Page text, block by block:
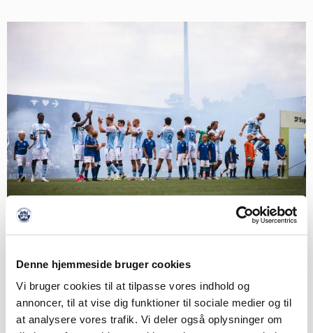
Denne hjemmeside bruger cookies
Vi bruger cookies til at tilpasse vores indhold og
annoncer, til at vise dig funktioner til sociale medier og til
at analysere vores trafik. Vi deler også oplysninger om